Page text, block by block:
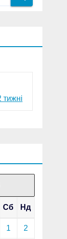
Сб Нд
1 2